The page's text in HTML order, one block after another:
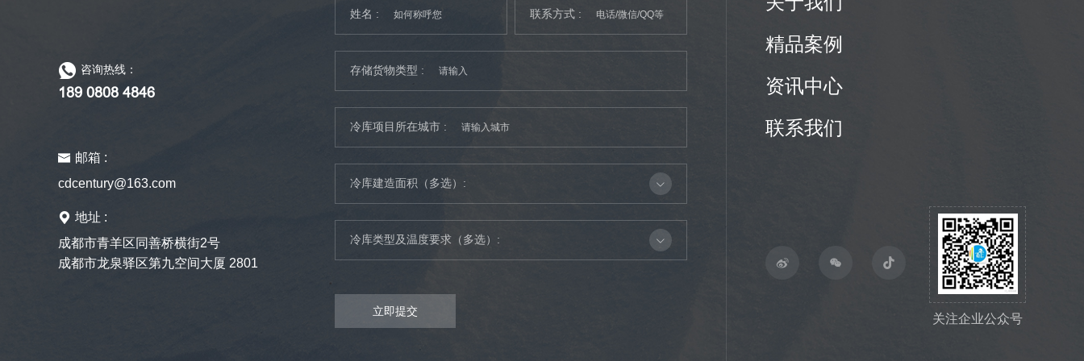
咨询热线：
189 0808 4846
邮箱 :
cdcentury@163.com
地址 :
成都市青羊区同善桥横街2号
成都市龙泉驿区第九空间大厦 2801
姓名 : 联系方式 :
存储货物类型 :
冷库项目所在城市 :
冷库建造面积（多选）:
冷库类型及温度要求（多选）:
立即提交
精品案例
资讯中心
联系我们
关注企业公众号